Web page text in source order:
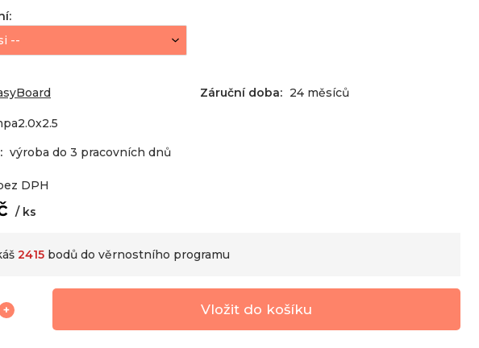
:
Záruční doba: 24 měsíců
výroba do 3 pracovních dnů
DPH
ks
2415 bodů do věrnostního programu